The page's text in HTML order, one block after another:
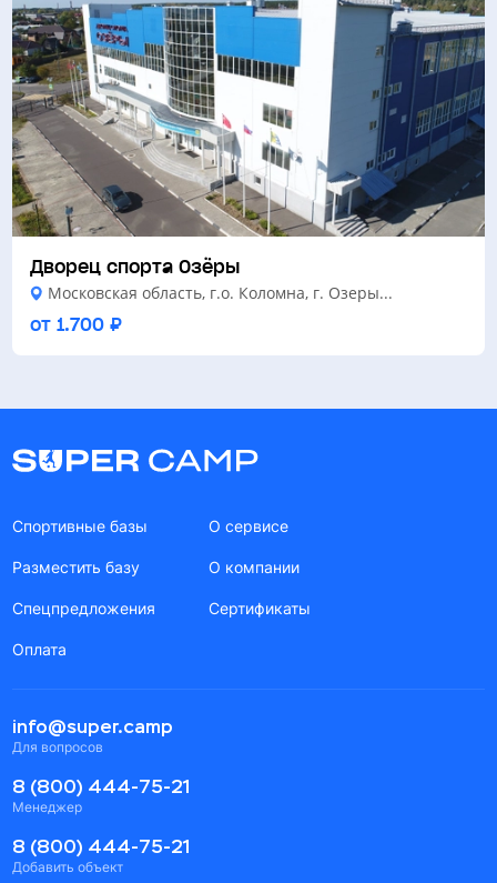
Дворец спорта Озёры
Московская область, г.о. Коломна, г. Озеры...
от 1.700 ₽
Спортивные базы
Разместить базу
Спецпредложения
Оплата
О сервисе
О компании
Сертификаты
info@super.camp
Для вопросов
8 (800) 444-75-21
Менеджер
8 (800) 444-75-21
Добавить объект